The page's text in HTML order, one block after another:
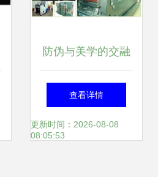
防伪与美学的交融
包装设计中的文艺
创作
查看详情
更新时间：2026-08-08
08:05:53